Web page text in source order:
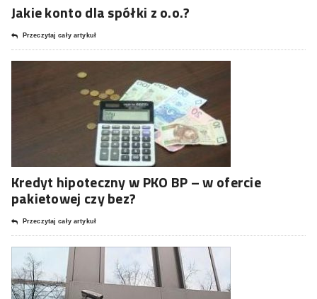
Jakie konto dla spółki z o.o.?
Przeczytaj cały artykuł
Kredyt hipoteczny w PKO BP – w ofercie
pakietowej czy bez?
Przeczytaj cały artykuł